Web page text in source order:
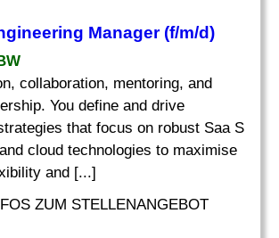
Manager(f/m/d)
collaboration, mentoring, and
You define and drive
that focus on robust Saa S
cloud technologies to maximise
and [...]
ZUM STELLENANGEBOT